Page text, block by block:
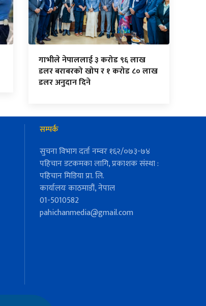
गाभीले नेपाललाई ३ करोड ९६ लाख
डलर बराबरको खोप र १ करोड ८० लाख
डलर अनुदान दिने
सम्पर्क
सुचना विभाग दर्ता नम्वर १६२/०७३-७४
पहिचान डटकमका लागि, प्रकाशक संस्था :
पहिचान मिडिया प्रा. लि.
कार्यालयः काठमाडौं, नेपाल
01-5010582
pahichanmedia@gmail.com